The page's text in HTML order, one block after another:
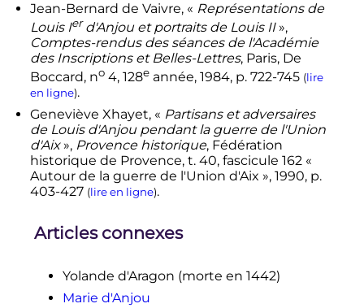
Jean-Bernard de Vaivre, « Représentations de
Louis Ierd'Anjou et portraits de Louis II»,
Comptes-rendus des séances de l'Académie
des Inscriptions et Belles-Lettres, Paris, De
Boccard, no4, 128eannée, 1984, p.722-745 (lire
en ligne).
Geneviève Xhayet, « Partisans et adversaires
de Louis d'Anjou pendant la guerre de l'Union
d'Aix», Provence historique, Fédération
historique de Provence, t.40, fascicule 162 «
Autour de la guerre de l'Union d'Aix », 1990, p.
403-427 (lire en ligne).
Articles connexes
Yolande d'Aragon (morte en 1442)
Marie d'Anjou